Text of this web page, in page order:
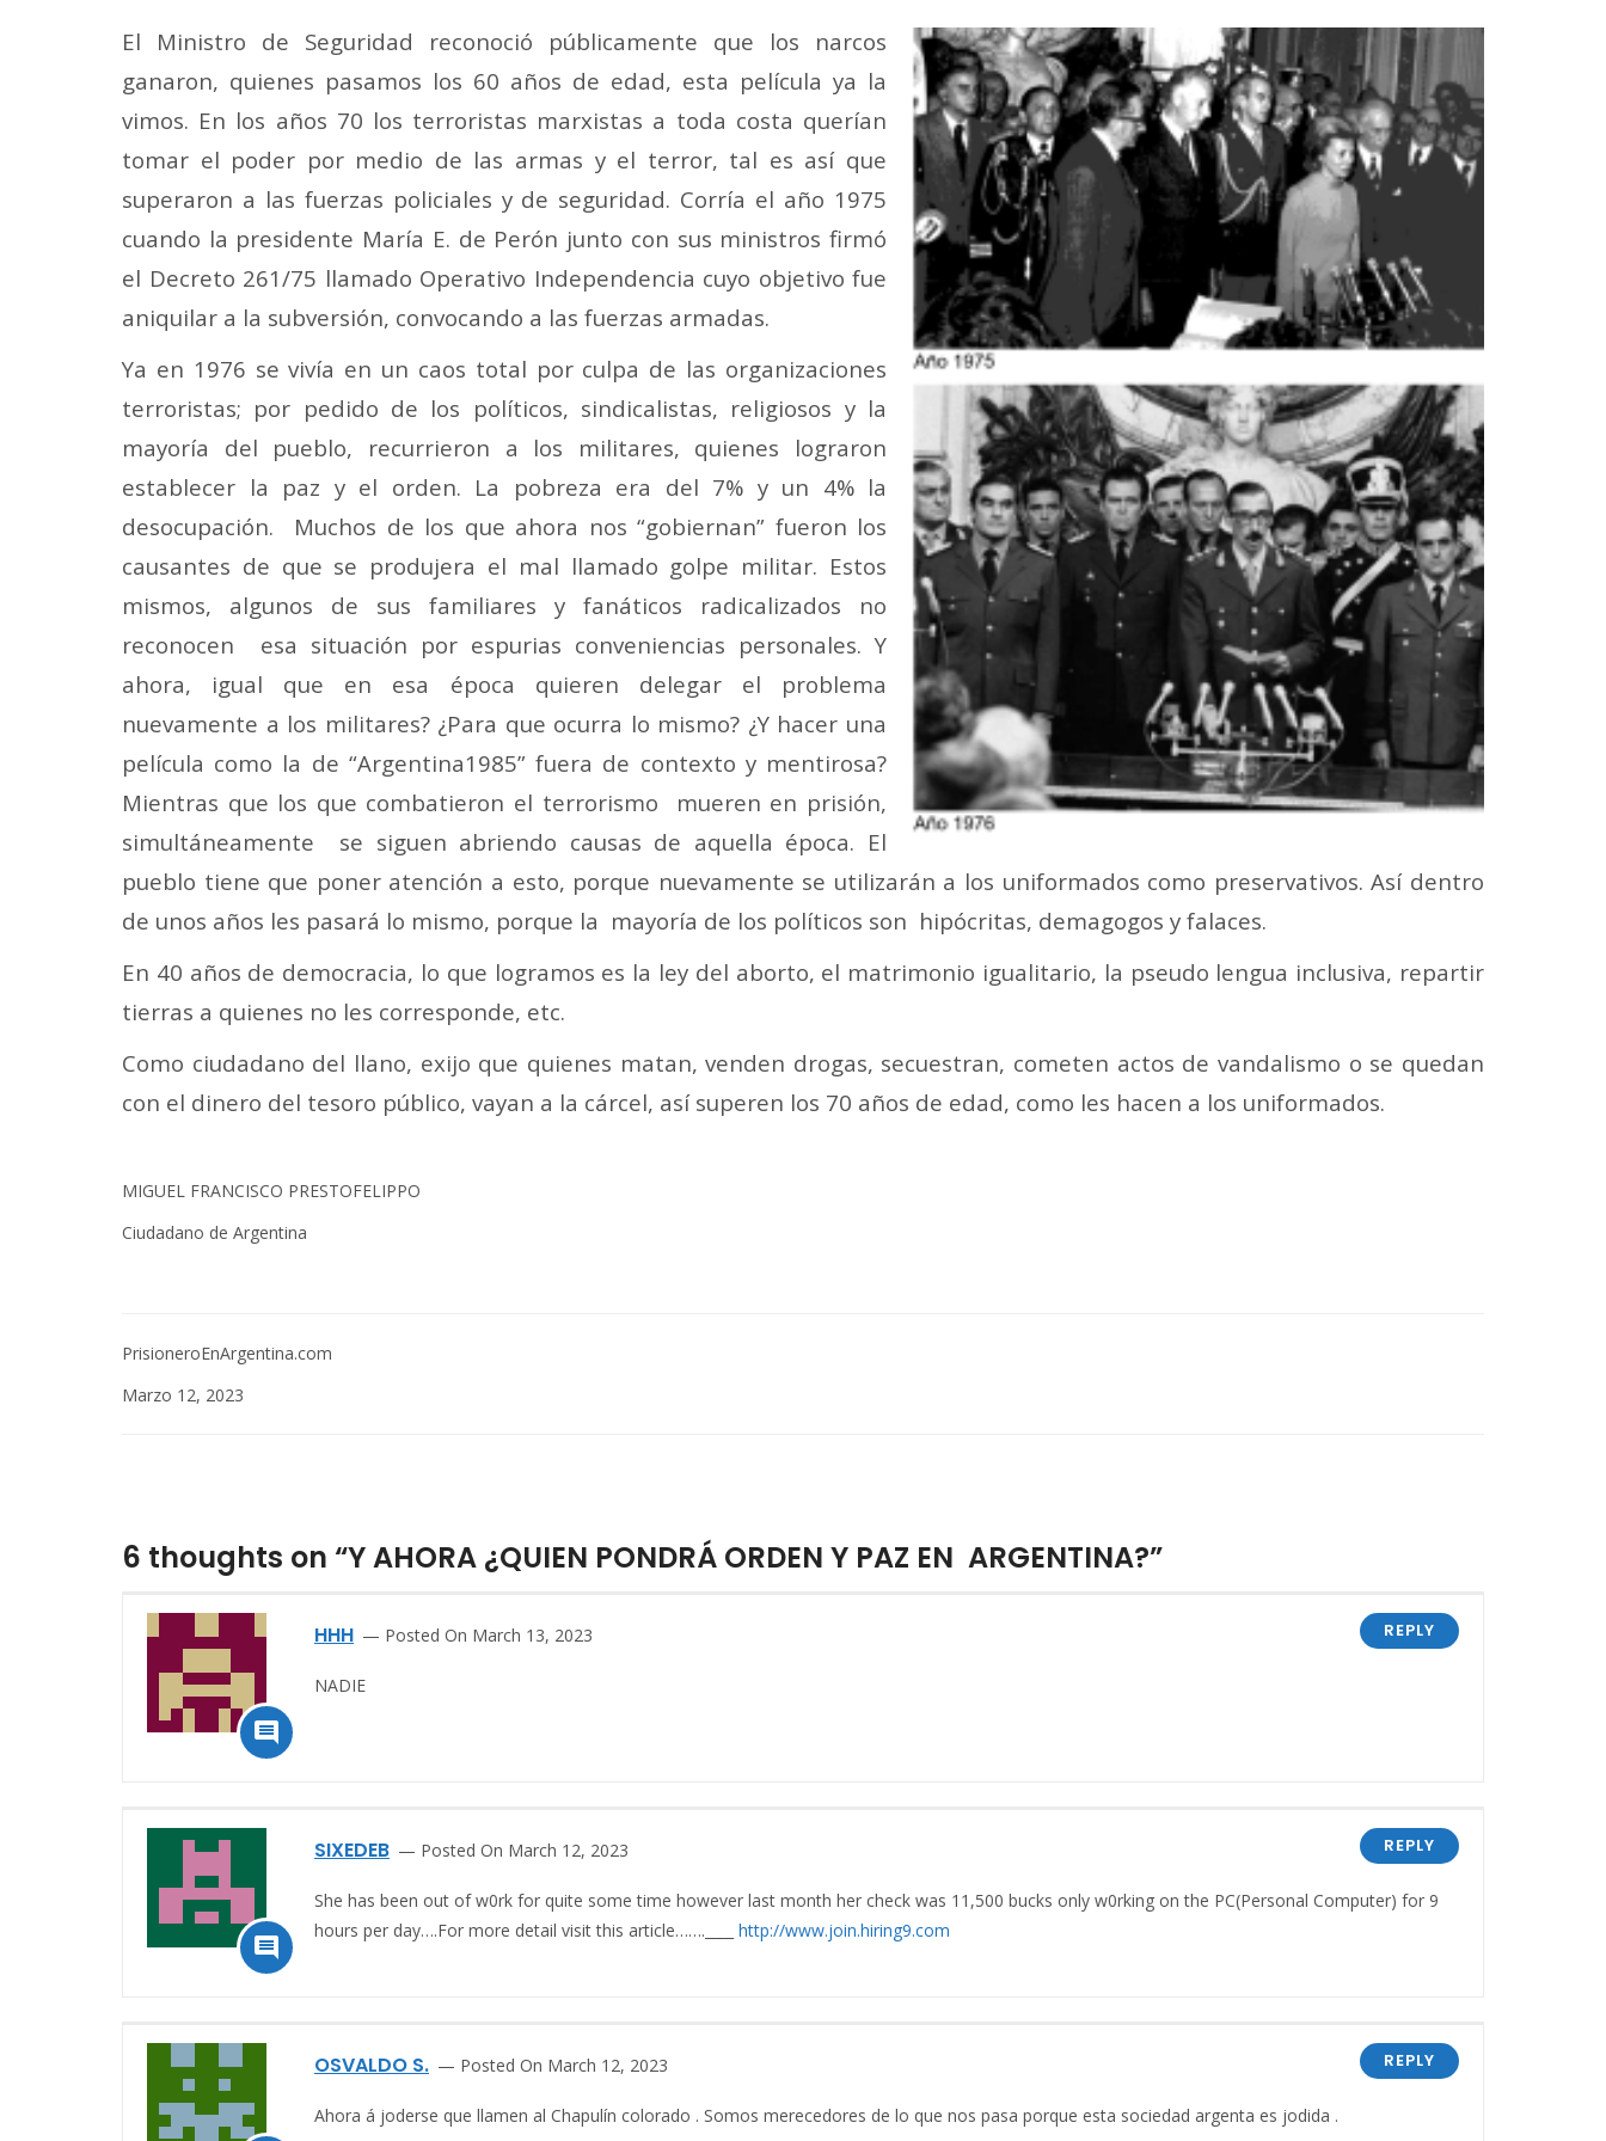
El Ministro de Seguridad reconoció públicamente que los narcos
ganaron, quienes pasamos los 60 años de edad, esta película ya la
vimos. En los años 70 los terroristas marxistas a toda costa querían
tomar el poder por medio de las armas y el terror, tal es así que
superaron a las fuerzas policiales y de seguridad. Corría el año 1975
cuando la presidente María E. de Perón junto con sus ministros firmó
el Decreto 261/75 llamado Operativo Independencia cuyo objetivo fue
aniquilar a la subversión, convocando a las fuerzas armadas.
Ya en 1976 se vivía en un caos total por culpa de las organizaciones
terroristas; por pedido de los políticos, sindicalistas, religiosos y la
mayoría del pueblo, recurrieron a los militares, quienes lograron
establecer la paz y el orden. La pobreza era del 7% y un 4% la
desocupación. Muchos de los que ahora nos “gobiernan” fueron los
causantes de que se produjera el mal llamado golpe militar. Estos
mismos, algunos de sus familiares y fanáticos radicalizados no
reconocen esa situación por espurias conveniencias personales. Y
ahora, igual que en esa época quieren delegar el problema
nuevamente a los militares? ¿Para que ocurra lo mismo? ¿Y hacer una
película como la de “Argentina1985” fuera de contexto y mentirosa?
Mientras que los que combatieron el terrorismo mueren en prisión,
simultáneamente se siguen abriendo causas de aquella época. El
pueblo tiene que poner atención a esto, porque nuevamente se utilizarán a los uniformados como preservativos. Así dentro
de unos años les pasará lo mismo, porque la mayoría de los políticos son hipócritas, demagogos y falaces.
En 40 años de democracia, lo que logramos es la ley del aborto, el matrimonio igualitario, la pseudo lengua inclusiva, repartir
tierras a quienes no les corresponde, etc.
Como ciudadano del llano, exijo que quienes matan, venden drogas, secuestran, cometen actos de vandalismo o se quedan
con el dinero del tesoro público, vayan a la cárcel, así superen los 70 años de edad, como les hacen a los uniformados.
MIGUEL FRANCISCO PRESTOFELIPPO
Ciudadano de Argentina
PrisioneroEnArgentina.com
Marzo 12, 2023
6 thoughts on “Y AHORA ¿QUIEN PONDRÁ ORDEN Y PAZ EN ARGENTINA?”

HHH Posted On March 13, 2023 REPLY
NADIE

SIXEDEB Posted On March 12, 2023 REPLY
She has been out of w0rk for quite some time however last month her check was 11,500 bucks only w0rking on the PC(Personal Computer) for 9
hours per day….For more detail visit this article…….____ http://www.join.hiring9.com
OSVALDO S. Posted On March 12, 2023 REPLY
Ahora á joderse que llamen al Chapulín colorado . Somos merecedores de lo que nos pasa porque esta sociedad argenta es jodida .